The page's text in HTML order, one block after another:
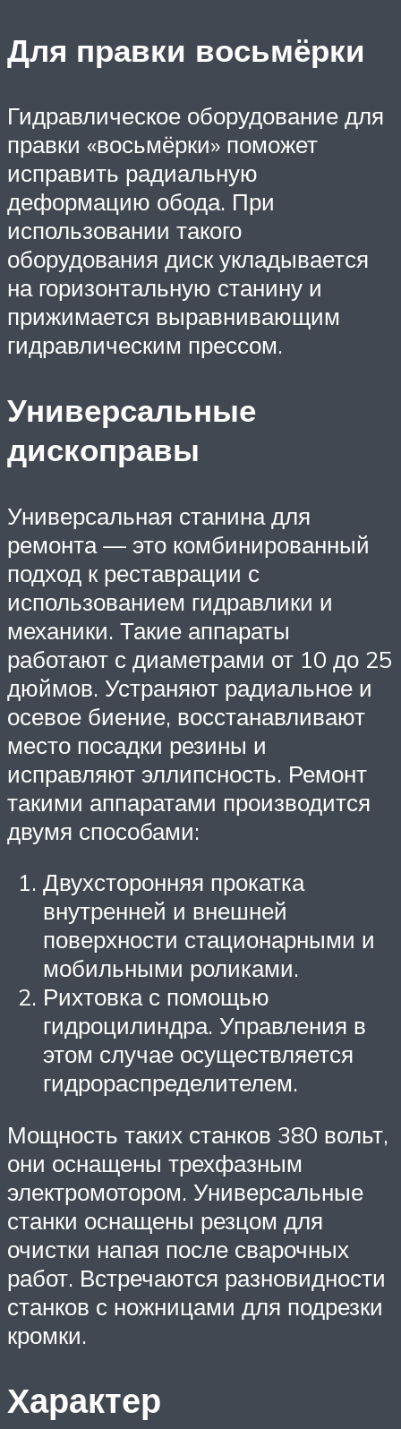
Для правки восьмёрки
Гидравлическое оборудование для
правки «восьмёрки» поможет
исправить радиальную
деформацию обода. При
использовании такого
оборудования диск укладывается
на горизонтальную станину и
прижимается выравнивающим
гидравлическим прессом.
Универсальные
дископравы
Универсальная станина для
ремонта — это комбинированный
подход к реставрации с
использованием гидравлики и
механики. Такие аппараты
работают с диаметрами от 10 до 25
дюймов. Устраняют радиальное и
осевое биение, восстанавливают
место посадки резины и
исправляют эллипсность. Ремонт
такими аппаратами производится
двумя способами:
Двухсторонняя прокатка
внутренней и внешней
поверхности стационарными и
мобильными роликами.
Рихтовка с помощью
гидроцилиндра. Управления в
этом случае осуществляется
гидрораспределителем.
Мощность таких станков 380 вольт,
они оснащены трехфазным
электромотором. Универсальные
станки оснащены резцом для
очистки напая после сварочных
работ. Встречаются разновидности
станков с ножницами для подрезки
кромки.
Характер